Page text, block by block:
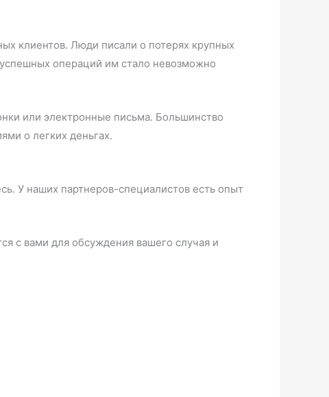
клиентов. Люди писали о потерях крупных
операций им стало невозможно
или электронные письма. Большинство
о легких деньгах.
У наших партнеров-специалистов есть опыт
с вами для обсуждения вашего случая и